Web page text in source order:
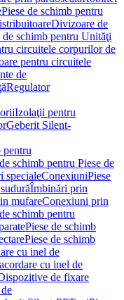
Piese de schimb pentru
Divizoare de
de schimb pentru Unităţi
circuitele corpurilor de
pentru circuitele
de
Regulator
Izolaţii pentru
Geberit Silent-
pentru
schimb pentru Piese de
specialeConexiuniPiese
Îmbinări prin
mufareConexiuni prin
schimb pentru
Piese de schimb
Piese de schimb
cu inel de
cu inel de
de fixare